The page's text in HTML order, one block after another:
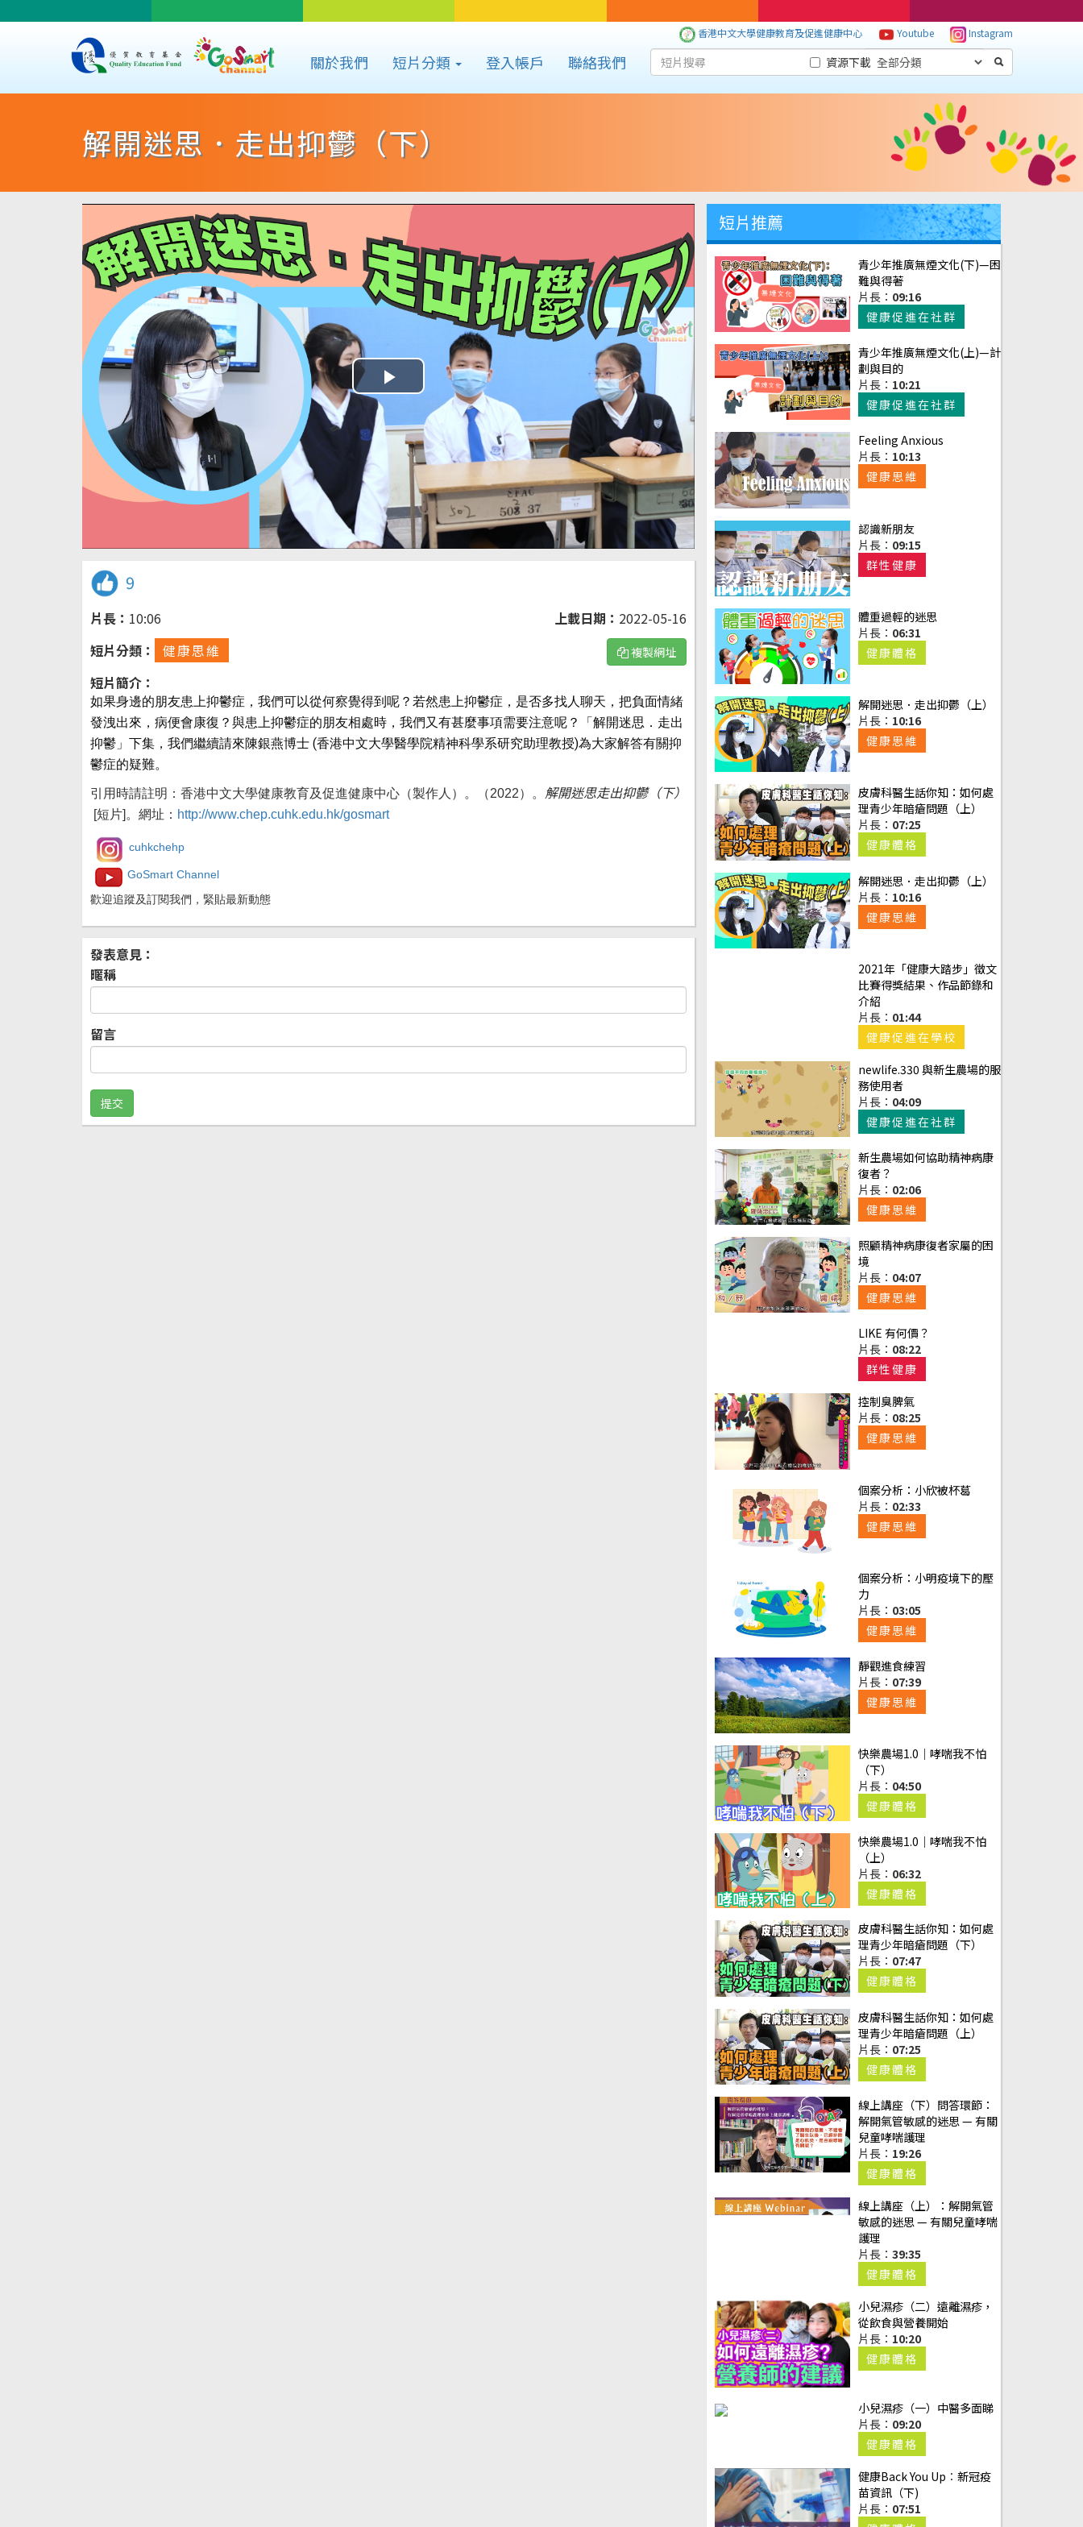
香港中文大學健康教育及促進健康中心 Youtube Instagram
關於我們 短片分類 登入帳戶 聯絡我們 資源下載
解開迷思．走出抑鬱（下）
Play
Video
9
片長： 10:06 上載日期： 2022-05-16
短片分類：
健康思維 複製網址
短片簡介：
如果身邊的朋友患上抑鬱症，我們可以從何察覺得到呢？若然患上抑鬱症，是否多找人聊天，把負面情緒
發洩出來，病便會康復？與患上抑鬱症的朋友相處時，我們又有甚麼事項需要注意呢？「解開迷思．走出
抑鬱」下集，我們繼續請來陳銀燕博士 (香港中文大學醫學院精神科學系研究助理教授)為大家解答有關抑
鬱症的疑難。
引用時請註明：香港中文大學健康教育及促進健康中心（製作人）。（2022）。 解開迷思走出抑鬱（下）
[短片]。網址： http://www.chep.cuhk.edu.hk/gosmart
cuhkchehp
GoSmart Channel
歡迎追蹤及訂閱我們，緊貼最新動態
發表意見：
暱稱
留言
短片推薦
青少年推廣無煙文化(下)—困
難與得著
片長： 09:16
健康促進在社群
青少年推廣無煙文化(上)—計
劃與目的
片長： 10:21
健康促進在社群
Feeling Anxious
片長： 10:13
健康思維
認識新朋友
片長： 09:15
群性健康
體重過輕的迷思
片長： 06:31
健康體格
解開迷思．走出抑鬱（上）
片長： 10:16
健康思維
皮膚科醫生話你知：如何處
理青少年暗瘡問題（上）
片長： 07:25
健康體格
解開迷思．走出抑鬱（上）
片長： 10:16
健康思維
2021年「健康大踏步」徵文
比賽得獎結果、作品節錄和
介紹
片長： 01:44
健康促進在學校
newlife.330 與新生農場的服
務使用者
片長： 04:09
健康促進在社群
新生農場如何協助精神病康
復者？
片長： 02:06
健康思維
照顧精神病康復者家屬的困
境
片長： 04:07
健康思維
LIKE 有何價？
片長： 08:22
群性健康
控制臭脾氣
片長：08:25
個案分析：小欣被杯葛
片長： 02:33
個案分析：小明疫境下的壓
力
片長：03:05
靜觀進食練習
片長：07:39
快樂農場1.0｜哮喘我不怕
（下）
片長：04:50
快樂農場1.0｜哮喘我不怕
（上）
片長：06:32
皮膚科醫生話你知：如何處
理青少年暗瘡問題（下）
片長：07:47
皮膚科醫生話你知：如何處
理青少年暗瘡問題（上）
片長：07:25
線上講座（下）問答環節：
解開氣管敏感的迷思 — 有關
兒童哮喘護理
片長：19:26
線上講座（上）：解開氣管
敏感的迷思 — 有關兒童哮喘
護理
片長：39:35
小兒濕疹（二）遠離濕疹，
從飲食與營養開始
片長：10:20
小兒濕疹（一）中醫多面睇
片長：09:20
健康Back You Up︰新冠疫
苗資訊（下)